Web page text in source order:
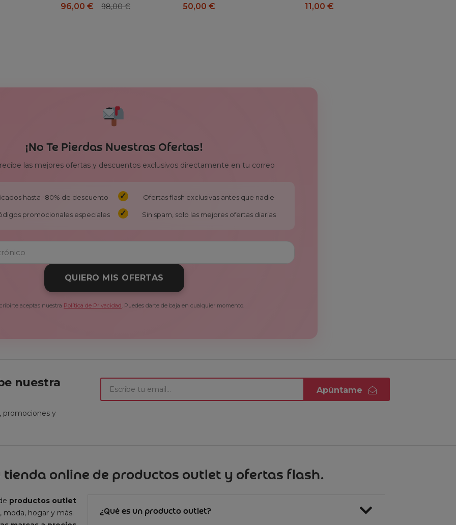
96,00 € 98,00€ 50,00 € 11,00 €
¡No Te Pierdas Nuestras Ofertas!
las mejores ofertas y descuentos exclusivos directamente en tu correo
hasta -80% de descuento Ofertas flash exclusivas antes que nadie
promocionales especiales Sin spam, solo las mejores ofertas diarias
QUIERO MIS OFERTAS
aceptas nuestra Política de Privacidad. Puedes darte de baja en cualquier momento.
nuestra
promociones y
Apúntame
tienda online de productos outlet y ofertas flash.
productos outlet
hogar y más.
¿Qué es un producto outlet?